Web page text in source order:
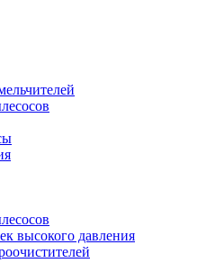
высокого давления